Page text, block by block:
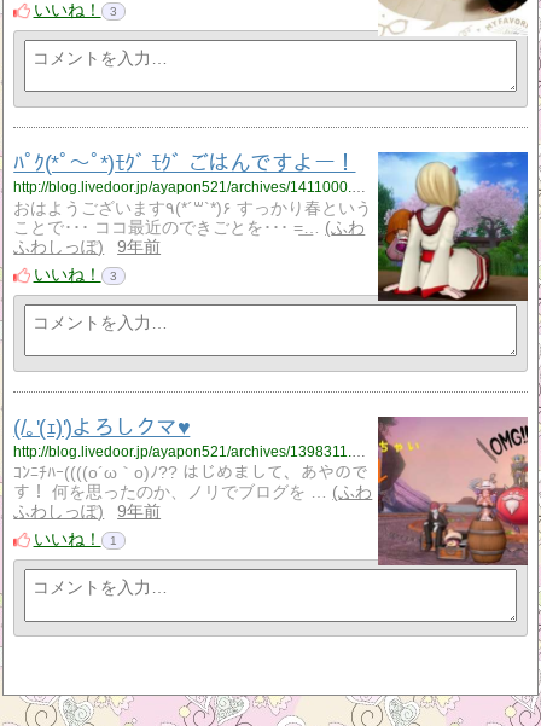
いいね！
3
ﾊﾟｸ(*ﾟ～ﾟ*)ﾓｸﾞ ﾓｸﾞ ごはんですよー！
http://blog.livedoor.jp/ayapon521/archives/1411000.html
おはようございます٩(*´꒳`*)۶ すっかり春という
ことで･･･ ココ最近のできごとを･･･ =͟…
ふわ
ふわしっぽ
9年前
いいね！
3
(/｡'(ｪ)')よろしクマ♥
http://blog.livedoor.jp/ayapon521/archives/1398311.html
ｺﾝﾆﾁﾊｰ((((o´ω｀o)ﾉ?? はじめまして、あやので
す！ 何を思ったのか、ノリでブログを …
ふわ
ふわしっぽ
9年前
いいね！
1